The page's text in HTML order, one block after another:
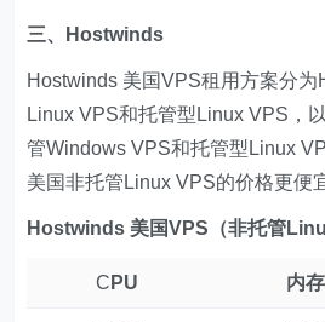
三、Hostwinds
Hostwinds 美国VPS租用方案分
Linux VPS和托管型Linux VPS，
管Windows VPS和托管型Linux
美国非托管Linux VPS的价格更便
Hostwinds 美国VPS（非托管
C PU 内存